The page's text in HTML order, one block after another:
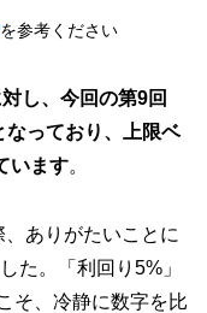
を参考ください
し、今回の第9回
なっており、上限ベ
います。
ありがたいことに
た。「利回り5%」
そ、冷静に数字を比